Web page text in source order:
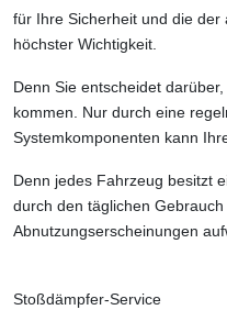
für Ihre Sicherheit und die der
höchster Wichtigkeit.
Denn Sie entscheidet
kommen. Nur durch eine
Systemkomponenten kann
Denn jedes Fahrzeug besitzt
durch den täglichen
Abnutzungserscheinungen
Stoßdämpfer-Service